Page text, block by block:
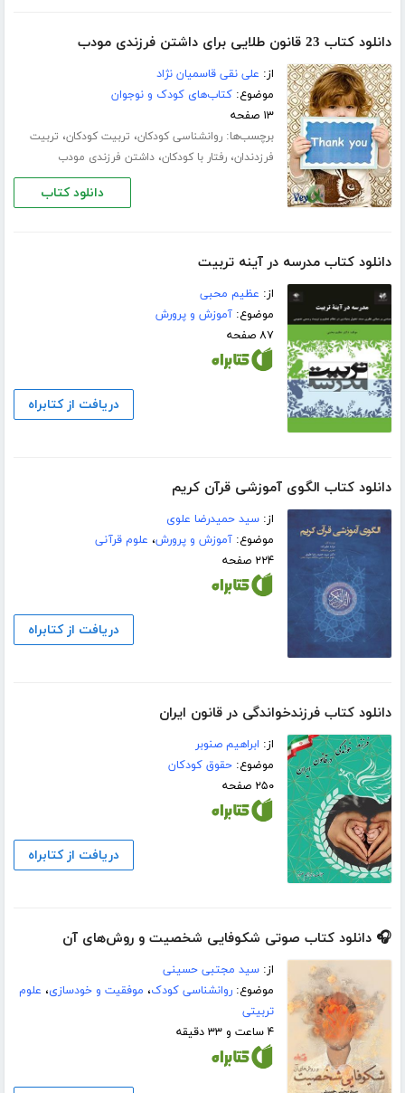
دانلود کتاب 23 قانون طلایی برای داشتن فرزندی مودب
از: علی نقی قاسمیان نژاد
موضوع:کتاب‌های کودک و نوجوان
۱۳ صفحه
برچسب‌ها:روانشناسی کودکان، تربیت کودکان، تربیت
فرزدندان،رفتار با کودکان،داشتن فرزندی مودب
دانلود کتاب
دانلود کتاب مدرسه در آینه تربیت
از: عظیم محبی
موضوع:آموزش و پرورش
۸۷ صفحه
دریافت از کتابراه
دانلود کتاب الگوی آموزشی قرآن کریم
از:سید حمیدرضا علوی
موضوع:آموزش و پرورش، علوم قرآنی
۲۲۴ صفحه
دریافت از کتابراه
دانلود کتاب فرزندخواندگی در قانون ایران
از: ابراهیم صنوبر
موضوع:حقوق کودکان
۲۵۰ صفحه
دریافت از کتابراه
🎧 دانلود کتاب صوتی شکوفایی شخصیت و روش‌های آن
از:سید مجتبی حسینی
موضوع:روانشناسی کودک، موفقیت و خودسازی، علوم
تربیتی
۴ ساعت و ۳۳ دقیقه